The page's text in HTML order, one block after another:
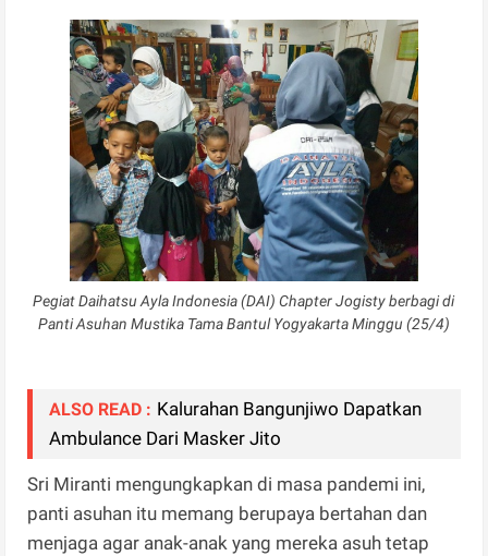
Pegiat Daihatsu Ayla Indonesia (DAI) Chapter Jogisty berbagi di
Panti Asuhan Mustika Tama Bantul Yogyakarta Minggu (25/4)
ALSO READ : Kalurahan Bangunjiwo Dapatkan
Ambulance Dari Masker Jito
Sri Miranti mengungkapkan di masa pandemi ini,
panti asuhan itu memang berupaya bertahan dan
menjaga agar anak-anak yang mereka asuh tetap